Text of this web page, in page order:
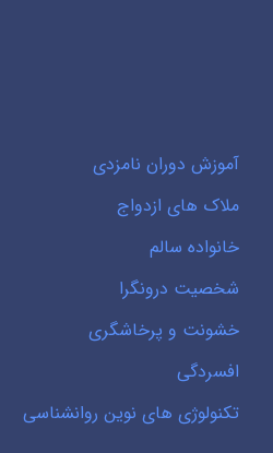
آموزش دوران نامزدی
ملاک های ازدواج
خانواده سالم
شخصیت درونگرا
خشونت و پرخاشگری
افسردگی
تکنولوژی های نوین روانشناسی